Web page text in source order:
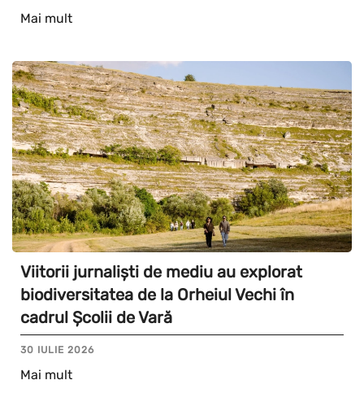
Mai mult
Viitorii jurnaliști de mediu au explorat
biodiversitatea de la Orheiul Vechi în
cadrul Școlii de Vară
30 IULIE 2026
Mai mult